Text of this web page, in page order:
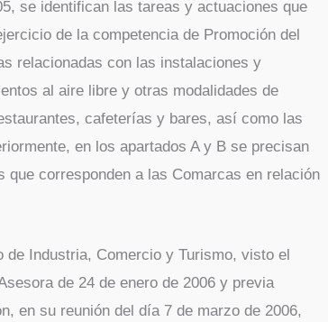
se identifican las tareas y actuaciones que
de la competencia de Promoción del
relacionadas con las instalaciones y
al aire libre y otras modalidades de
cafeterías y bares, así como las
en los apartados A y B se precisan
corresponden a las Comarcas en relación
de Industria, Comercio y Turismo, visto el
de 24 de enero de 2006 y previa
en su reunión del día 7 de marzo de 2006,